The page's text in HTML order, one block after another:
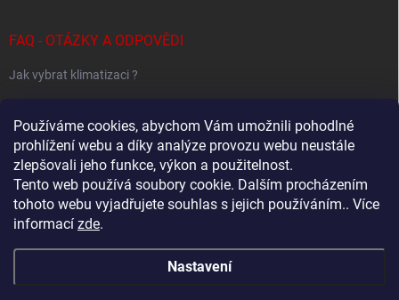
Používáme cookies, abychom Vám umožnili pohodlné
prohlížení webu a díky analýze provozu webu neustále
zlepšovali jeho funkce, výkon a použitelnost.
Tento web používá soubory cookie. Dalším procházením
tohoto webu vyjadřujete souhlas s jejich používáním.. Více
informací zde.
Nastavení
FAQ - OTÁZKY A ODPOVĚDI
Jak vybrat klimatizaci ?
Jak určit potřebný výkon klimatizace ?
Sestavování Multi-Split systémů
Samsung - Wind Free klimatizace - specialovaný web